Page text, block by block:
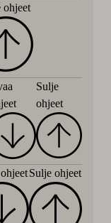
ohjeet
Sulje
ohjeet
Sulje ohjeet